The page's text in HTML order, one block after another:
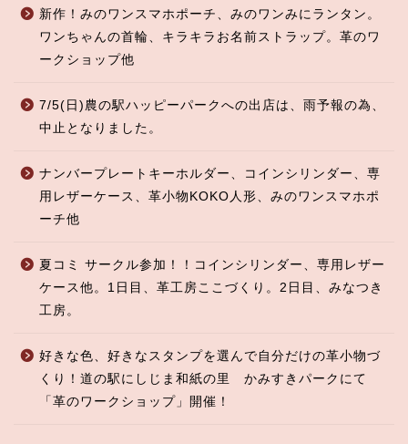
新作！みのワンスマホポーチ、みのワンみにランタン。
ワンちゃんの首輪、キラキラお名前ストラップ。革のワ
ークショップ他
7/5(日)農の駅ハッピーパークへの出店は、雨予報の為、
中止となりました。
ナンバープレートキーホルダー、コインシリンダー、専
用レザーケース、革小物KOKO人形、みのワンスマホポ
ーチ他
夏コミ サークル参加！！コインシリンダー、専用レザー
ケース他。1日目、革工房ここづくり。2日目、みなつき
工房。
好きな色、好きなスタンプを選んで自分だけの革小物づ
くり！道の駅にしじま和紙の里 かみすきパークにて
「革のワークショップ」開催！